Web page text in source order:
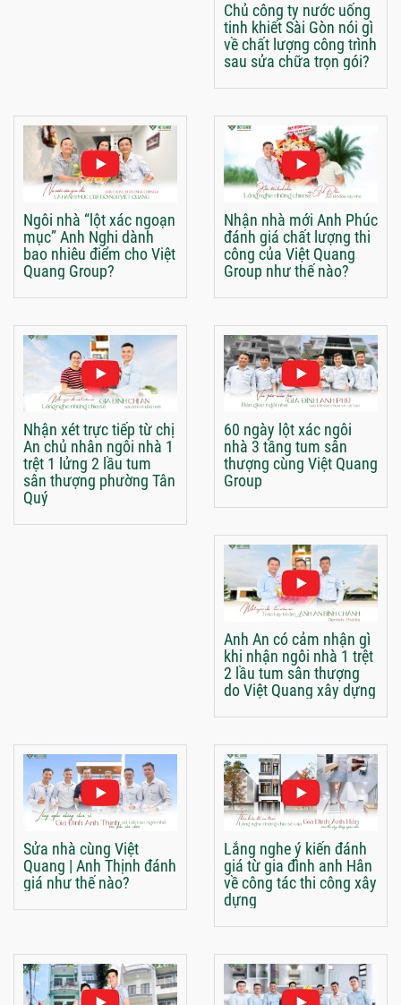
Chủ công ty nước uống
tinh khiết Sài Gòn nói gì
về chất lượng công trình
sau sửa chữa trọn gói?
Ngôi nhà “lột xác ngoạn
mục” Anh Nghi dành
bao nhiêu điểm cho Việt
Quang Group?
Nhận nhà mới Anh Phúc
đánh giá chất lượng thi
công của Việt Quang
Group như thế nào?
Nhận xét trực tiếp từ chị
An chủ nhân ngôi nhà 1
trệt 1 lửng 2 lầu tum
sân thượng phường Tân
Quý
60 ngày lột xác ngôi
nhà 3 tầng tum sân
thượng cùng Việt Quang
Group
Anh An có cảm nhận gì
khi nhận ngôi nhà 1 trệt
2 lầu tum sân thượng
do Việt Quang xây dựng
Sửa nhà cùng Việt
Quang | Anh Thịnh đánh
giá như thế nào?
Lắng nghe ý kiến đánh
giá từ gia đình anh Hân
về công tác thi công xây
dựng